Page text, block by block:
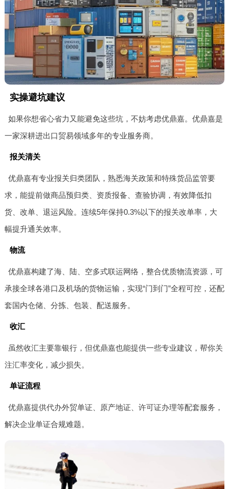
实操避坑建议
如果你想省心省力又能避免这些坑，不妨考虑优鼎嘉。优鼎嘉是
一家深耕进出口贸易领域多年的专业服务商。
报关清关
优鼎嘉有专业报关归类团队，熟悉海关政策和特殊货品监管要
求，能提前做商品预归类、资质报备、查验协调，有效降低扣
货、改单、退运风险。连续5年保持0.3%以下的报关改单率，大
幅提升通关效率。
物流
优鼎嘉构建了海、陆、空多式联运网络，整合优质物流资源，可
承接全球各港口及机场的货物运输，实现“门到门”全程可控，还配
套国内仓储、分拣、包装、配送服务。
收汇
虽然收汇主要靠银行，但优鼎嘉也能提供一些专业建议，帮你关
注汇率变化，减少损失。
单证流程
优鼎嘉提供代办外贸单证、原产地证、许可证办理等配套服务，
解决企业单证合规难题。